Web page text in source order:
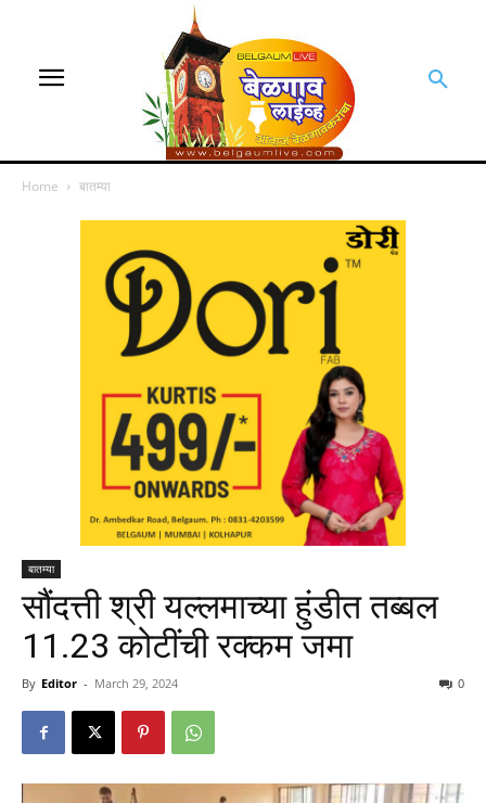
Home बातम्या
बातम्या
सौंदत्ती श्री यल्लमाच्या हुंडीत तब्बल
11.23 कोटींची रक्कम जमा
By Editor - March 29, 2024 0